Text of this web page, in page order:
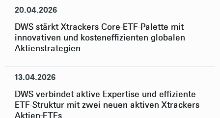
20.04.2026
DWS stärkt Xtrackers Core-ETF-Palette mit
innovativen und kosteneffizienten globalen
Aktienstrategien
13.04.2026
DWS verbindet aktive Expertise und effiziente
ETF-Struktur mit zwei neuen aktiven Xtrackers
Aktien-ETFs